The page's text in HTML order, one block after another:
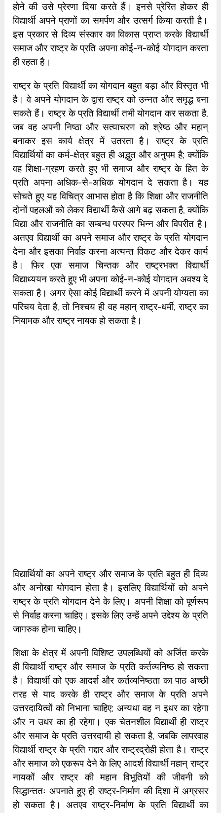
होने की उसे प्रेरणा दिया करते हैं। इनसे प्रेरित होकर ही
विद्यार्थी अपने प्राणों का समर्पण और उत्सर्ग किया करती है।
इस प्रकार से दिव्य संस्कार का विकास प्राप्त करके विद्यार्थी
समाज और राष्ट्र के प्रति अपना कोई-न-कोई योगदान करता
ही रहता है।
राष्ट्र के प्रति विद्यार्थी का योगदान बहुत बड़ा और विस्तृत भी
है। वे अपने योगदान के द्वारा राष्ट्र को उन्नत और समृद्ध बना
सकते हैं। राष्ट्र के प्रति विद्यार्थी तभी योगदान कर सकता है,
जब वह अपनी निष्ठा और सत्याचरण को श्रेष्ठ और महान्
बनाकर इस कार्य क्षेत्र में उतरता है। राष्ट्र के प्रति
विद्यार्थियों का कर्म-क्षेत्र बहुत ही अद्भुत और अनुपम है; क्योंकि
वह शिक्षा-ग्रहण करते हुए भी समाज और राष्ट्र के हित के
प्रति अपना अधिक-से-अधिक योगदान दे सकता है। यह
सोचते हुए यह विचित्र आभास होता है कि शिक्षा और राजनीति
दोनों पहलओं को लेकर विद्यार्थी कैसे आगे बढ़ सकता है, क्योंकि
विद्या और राजनीति का सम्बन्ध परस्पर भिन्न और विपरीत है।
अतएव विद्यार्थी का अपने समाज और राष्ट्र के प्रति योगदान
देना और इसका निर्वाह करना अत्यन्त विकट और देकर कार्य
है। फिर एक समाज चिन्तक और राष्ट्रभक्त विद्यार्थी
विद्याध्ययन करते हुए भी अपना कोई-न-कोई योगदान अवश्य दे
सकता है। अगर ऐसा कोई विद्यार्थी करने में अपनी योग्यता का
परिचय देता है, तो निश्चय ही वह महान् राष्ट्र-धर्मी, राष्ट्र का
नियामक और राष्ट्र नायक हो सकता है।
विद्यार्थियों का अपने राष्ट्र और समाज के प्रति बहुत ही दिव्य
और अनोखा योगदान होता है। इसलिए विद्यार्थियों को अपने
राष्ट्र के प्रति योगदान देने के लिए। अपनी शिक्षा को पूर्णरूप
से निर्वाह करना चाहिए। इसके लिए उन्हें अपने उद्देश्य के प्रति
जागरुक होना चाहिए।
शिक्षा के क्षेत्र में अपनी विशिष्ट उपलब्धियों को अर्जित करके
ही विद्यार्थी राष्ट्र और समाज के प्रति कर्तव्यनिष्ठ हो सकता
है। विद्यार्थी को एक आदर्श और कर्तव्यनिष्ठता का पाठ अच्छी
तरह से याद करके ही राष्ट्र और समाज के प्रति अपने
उत्तरदायित्वों को निभाना चाहिए; अन्यधा वह न इधर का रहेगा
और न उधर का ही रहेगा। एक चेतनशील विद्यार्थी ही राष्ट्र
और समाज के प्रति उत्तरदायी हो सकता है, जबकि लापरवाह
विद्यार्थी राष्ट्र के प्रति गद्दार और राष्ट्रद्रोही होता है। राष्ट्र
और समाज को एकरूप देने के लिए आदर्श विद्यार्थी महान् राष्ट्र
नायकों और राष्ट्र की महान विभूतियों की जीवनी को
सिद्धान्ततः अपनाते हुए ही राष्ट्र-निर्माण की दिशा में अग्रसर
हो सकता है। अतएव राष्ट्र-निर्माण के प्रति विद्यार्थी का